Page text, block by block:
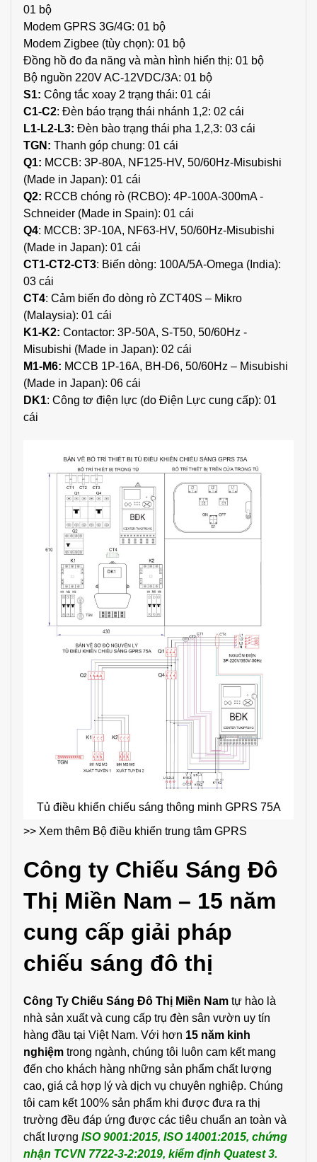
01 bộ
Modem GPRS 3G/4G: 01 bộ
Modem Zigbee (tùy chọn): 01 bộ
Đồng hồ đo đa năng và màn hình hiển thị: 01 bộ
Bộ nguồn 220V AC-12VDC/3A: 01 bộ
S1: Công tắc xoay 2 trạng thái: 01 cái
C1-C2: Đèn báo trạng thái nhánh 1,2: 02 cái
L1-L2-L3: Đèn bào trạng thái pha 1,2,3: 03 cái
TGN: Thanh góp chung: 01 cái
Q1: MCCB: 3P-80A, NF125-HV, 50/60Hz-Misubishi
(Made in Japan): 01 cái
Q2: RCCB chóng rò (RCBO): 4P-100A-300mA -
Schneider (Made in Spain): 01 cái
Q4: MCCB: 3P-10A, NF63-HV, 50/60Hz-Misubishi
(Made in Japan): 01 cái
CT1-CT2-CT3: Biến dòng: 100A/5A-Omega (India):
03 cái
CT4: Cảm biến đo dòng rò ZCT40S – Mikro
(Malaysia): 01 cái
K1-K2: Contactor: 3P-50A, S-T50, 50/60Hz -
Misubishi (Made in Japan): 02 cái
M1-M6: MCCB 1P-16A, BH-D6, 50/60Hz – Misubishi
(Made in Japan): 06 cái
DK1: Công tơ điện lực (do Điện Lực cung cấp): 01
cái
Tủ điều khiển chiếu sáng thông minh GPRS 75A
>> Xem thêm Bộ điều khiển trung tâm GPRS
Công ty Chiếu Sáng Đô
Thị Miền Nam – 15 năm
cung cấp giải pháp
chiếu sáng đô thị
Công Ty Chiếu Sáng Đô Thị Miền Nam tự hào là
nhà sản xuất và cung cấp trụ đèn sân vườn uy tín
hàng đầu tại Việt Nam. Với hơn 15 năm kinh
nghiệm trong ngành, chúng tôi luôn cam kết mang
đến cho khách hàng những sản phẩm chất lượng
cao, giá cả hợp lý và dịch vụ chuyên nghiệp. Chúng
tôi cam kết 100% sản phẩm khi được đưa ra thị
trường đều đáp ứng được các tiêu chuẩn an toàn và
chất lượng ISO 9001:2015, ISO 14001:2015, chứng
nhận TCVN 7722-3-2:2019, kiểm định Quatest 3.